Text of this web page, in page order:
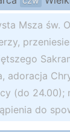
Msza św.
adoracja
(do 24.00);
do